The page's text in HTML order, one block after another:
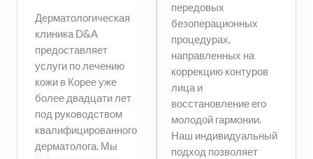
Дерматологическая
клиника D&A
предоставляет
услуги по лечению
кожи в Корее уже
более двадцати лет
под руководством
квалифицированного
дерматолога. Мы
передовых
безоперационных
процедурах,
направленных на
коррекцию контуров
лица и
восстановление его
молодой гармонии.
Наш индивидуальный
подход позволяет